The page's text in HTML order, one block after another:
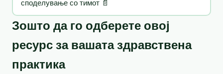
споделување со тимот 📄
Зошто да го одберете овој
ресурс за вашата здравствена
практика